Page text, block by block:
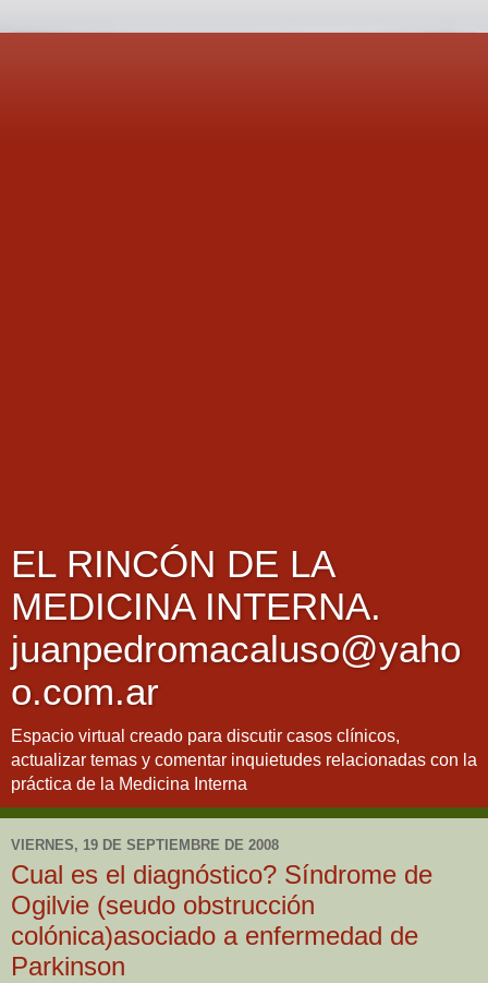
EL RINCÓN DE LA
MEDICINA INTERNA.
juanpedromacaluso@yaho
o.com.ar
Espacio virtual creado para discutir casos clínicos,
actualizar temas y comentar inquietudes relacionadas con la
práctica de la Medicina Interna
VIERNES, 19 DE SEPTIEMBRE DE 2008
Cual es el diagnóstico? Síndrome de
Ogilvie (seudo obstrucción
colónica)asociado a enfermedad de
Parkinson